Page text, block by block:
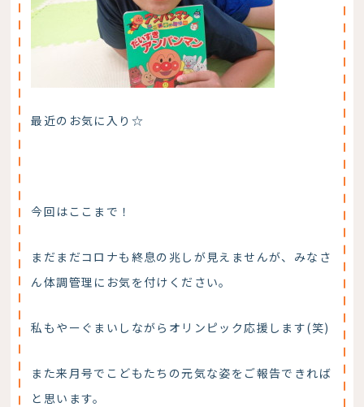
最近のお気に入り☆
今回はここまで！
まだまだコロナも終息の兆しが見えませんが、みなさ
ん体調管理にお気を付けください。
私もやーぐまいしながらオリンピック応援します(笑)
また来月号でこどもたちの元気な姿をご報告できれば
と思います。